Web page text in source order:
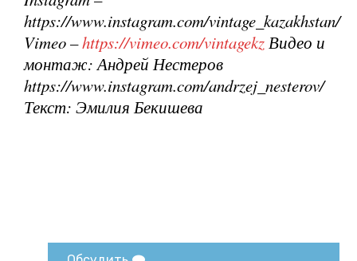
https://www.instagram.com/vintage_kazakhstan/
Vimeo –https://vimeo.com/vintagekz Видео и
монтаж: Андрей Нестеров
https://www.instagram.com/andrzej_nesterov/
Текст: Эмилия Бекишева